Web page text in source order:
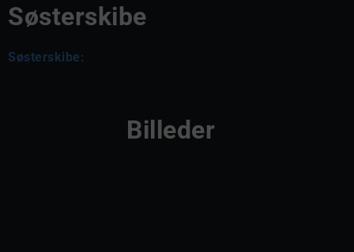
Søsterskibe
Søsterskibe:
Billeder